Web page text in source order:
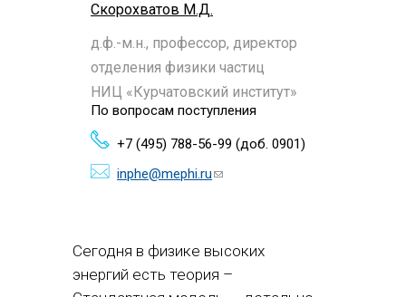
Скорохватов М.Д.
д.ф.-м.н., профессор, директор
отделения физики частиц
НИЦ «Курчатовский институт»
По вопросам поступления
+7 (495) 788-56-99 (доб. 0901)
inphe@mephi.ru(ссылка для
Сегодня в физике высоких
энергий есть теория –